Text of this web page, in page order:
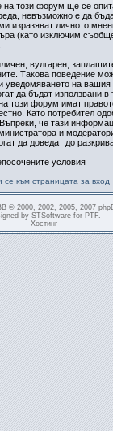
този форум ще се
невъзможно е да
изразяват личното
(като изключим
вулгарен,
Такова поведение
уведомяването на вашия
да бъдат използвани
този форум имат
Като потребител
че тази
и
да доведат до
условия
се към страницата за вход
© 2000, 2002, 2005, 2007
by STSoftwarefor PTF.
Хостинг